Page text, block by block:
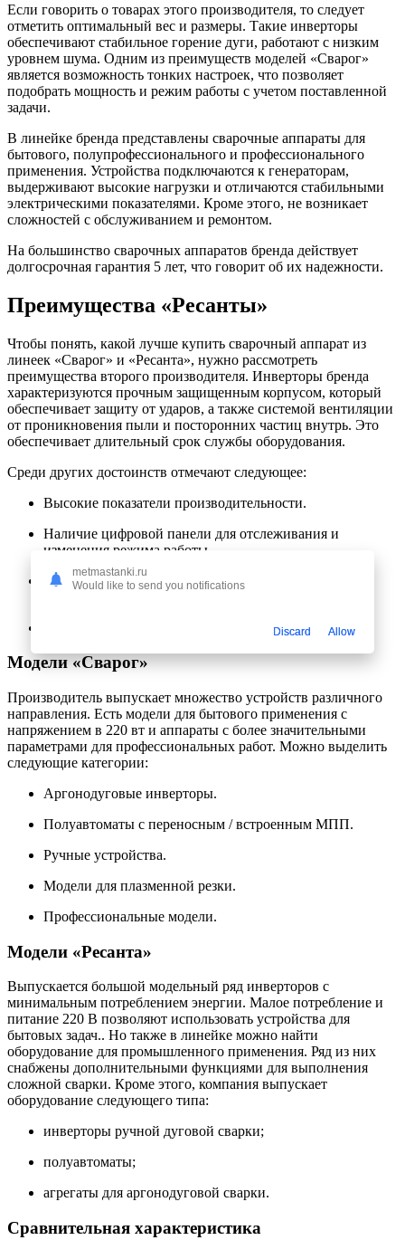
Если говорить о товарах этого производителя, то следует
отметить оптимальный вес и размеры. Такие инверторы
обеспечивают стабильное горение дуги, работают с низким
уровнем шума. Одним из преимуществ моделей «Сварог»
является возможность тонких настроек, что позволяет
подобрать мощность и режим работы с учетом поставленной
задачи.
В линейке бренда представлены сварочные аппараты для
бытового, полупрофессионального и профессионального
применения. Устройства подключаются к генераторам,
выдерживают высокие нагрузки и отличаются стабильными
электрическими показателями. Кроме этого, не возникает
сложностей с обслуживанием и ремонтом.
На большинство сварочных аппаратов бренда действует
долгосрочная гарантия 5 лет, что говорит об их надежности.
Преимущества «Ресанты»
Чтобы понять, какой лучше купить сварочный аппарат из
линеек «Сварог» и «Ресанта», нужно рассмотреть
преимущества второго производителя. Инверторы бренда
характеризуются прочным защищенным корпусом, который
обеспечивает защиту от ударов, а также системой вентиляции
от проникновения пыли и посторонних частиц внутрь. Это
обеспечивает длительный срок службы оборудования.
Среди других достоинств отмечают следующее:
Высокие показатели производительности.
Наличие цифровой панели для отслеживания и
изменения режима работы.
Встроенные функции безопасной работы (например,
Модели «Сварог»
Производитель выпускает множество устройств различного
направления. Есть модели для бытового применения с
напряжением в 220 вт и аппараты с более значительными
параметрами для профессиональных работ. Можно выделить
следующие категории:
Аргонодуговые инверторы.
Полуавтоматы с переносным / встроенным МПП.
Ручные устройства.
Модели для плазменной резки.
Профессиональные модели.
Модели «Ресанта»
Выпускается большой модельный ряд инверторов с
минимальным потреблением энергии. Малое потребление и
питание 220 В позволяют использовать устройства для
бытовых задач.. Но также в линейке можно найти
оборудование для промышленного применения. Ряд из них
снабжены дополнительными функциями для выполнения
сложной сварки. Кроме этого, компания выпускает
оборудование следующего типа:
инверторы ручной дуговой сварки;
полуавтоматы;
агрегаты для аргонодуговой сварки.
Сравнительная характеристика
metmastanki.ru
Would like to send you notifications
Discard Allow